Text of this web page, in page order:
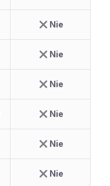
Nie
Nie
Nie
Nie
Nie
Nie